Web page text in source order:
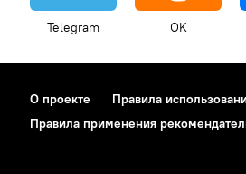
Telegram OK
О проекте Правила
Правила применения